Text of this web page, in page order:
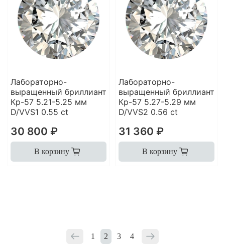
Лабораторно-
выращенный бриллиант
Кр-57 5.21-5.25 мм
D/VVS1 0.55 ct
30 800 ₽
В корзину
Лабораторно-
выращенный бриллиант
Кр-57 5.27-5.29 мм
D/VVS2 0.56 ct
31 360 ₽
В корзину
1 2 3 4